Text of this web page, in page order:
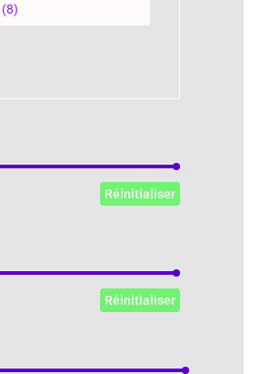
(8)
Réinitialiser
Réinitialiser